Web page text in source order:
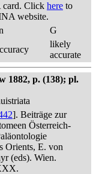
Click here to
website.
G
likely
accurate
1882, p. (138); pl.
]. Beiträge zur
Österreich-
Orients, E. von
(eds). Wien.